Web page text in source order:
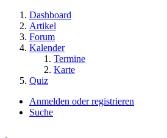
Dashboard
Artikel
Forum
Kalender
Termine
Karte
Quiz
Anmelden oder registrieren
Suche